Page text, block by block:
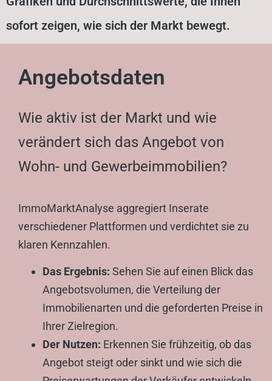
sofort zeigen, wie sich der Markt bewegt.
Angebotsdaten
Wie aktiv ist der Markt und wie
verändert sich das Angebot von
Wohn- und Gewerbeimmobilien?
ImmoMarktAnalyse aggregiert Inserate
verschiedener Plattformen und verdichtet sie zu
klaren Kennzahlen.
Das Ergebnis: Sehen Sie auf einen Blick das
Angebotsvolumen, die Verteilung der
Immobilienarten und die geforderten Preise in
Ihrer Zielregion.
Der Nutzen: Erkennen Sie frühzeitig, ob das
Angebot steigt oder sinkt und wie sich die